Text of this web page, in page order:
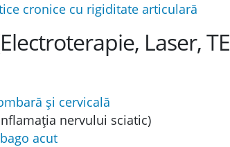
cronice cu rigiditate articulară
Laser,
și cervicală
nervului sciatic)
acut